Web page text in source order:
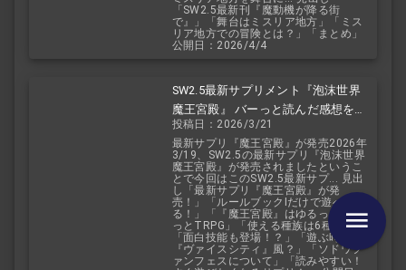
「SW2.5最新刊『魔動機が降る街
で』」「舞台はミスリア地方」「ミス
リア地方での冒険とは？」「まとめ」
公開日：2026/4/4
SW2.5最新サプリメント『泡沫世界
魔王宮殿』 バーっと読んだ感想を交
えて紹介します！！
投稿日：2026/3/21
最新サプリ『魔王宮殿』が発売2026年
3/19、SW2.5の最新サプリ『泡沫世界
魔王宮殿』が発売されましたというこ
とで今回はこのSW2.5最新サプ... 見出
し「最新サプリ『魔王宮殿』が発
売！」「ルールブックIだけで遊べ
る！」「『魔王宮殿』はゆるっとふわ
っとTRPG」「使える種族は6種類」
「面白技能も登場！？」「遊ぶ時は
『ヴァイスシティ』風？」「ソドワフ
ァンフェスについて」「読みやすい！